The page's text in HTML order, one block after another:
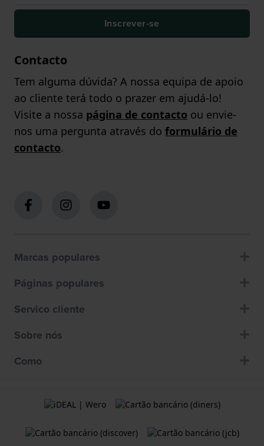
Inscrever-se
Contacto
Tem alguma dúvida? A nossa equipa de apoio
ao cliente terá todo o prazer em ajudá-lo!
Visite a nossa página de contacto ou envie-
nos uma pergunta através do formulário de
contacto.
Marcas populares
Páginas populares
Servico cliente
Sobre nós
Como